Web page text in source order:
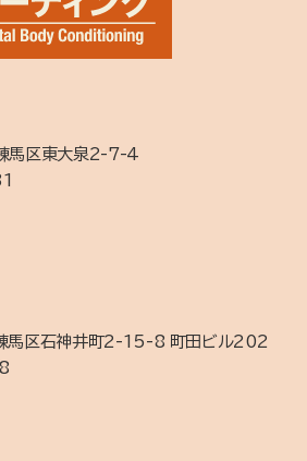
馬区東大泉2-7-4
区石神井町2-15-8 町田ビル202